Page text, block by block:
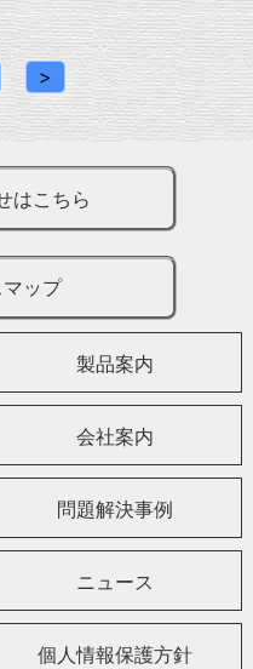
>
はこちら
ップ
製品案内
会社案内
問題解決事例
ニュース
個人情報保護方針